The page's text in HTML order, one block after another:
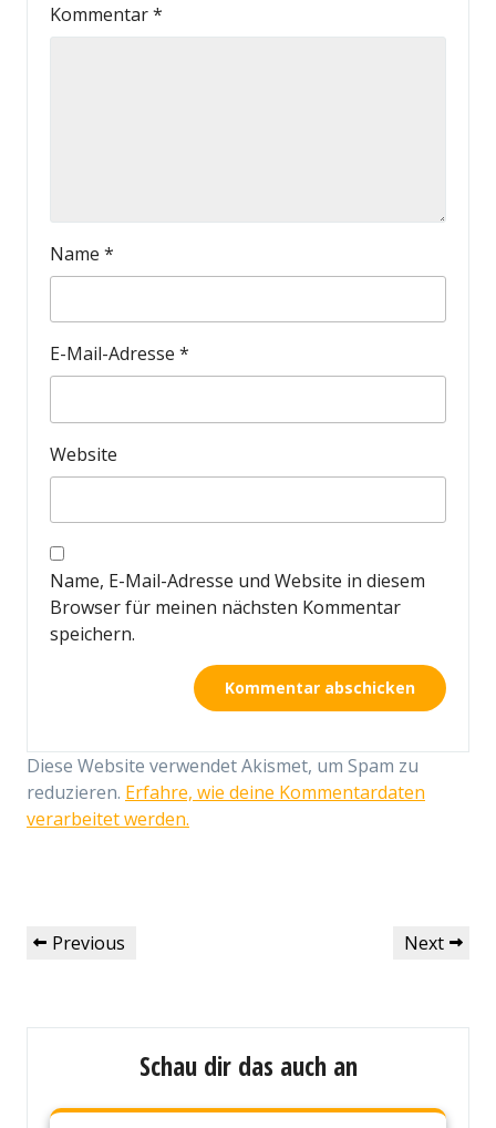
Kommentar*
Name *
E-Mail-Adresse *
Website
Name, E-Mail-Adresse und Website in diesem
Browser für meinen nächsten Kommentar
speichern.
Diese Website verwendet Akismet, um Spam zu
reduzieren. Erfahre, wie deine Kommentardaten
verarbeitet werden.
Beitragsnavigation
Previous
Previous
Next
Next
Schau dir das auch an